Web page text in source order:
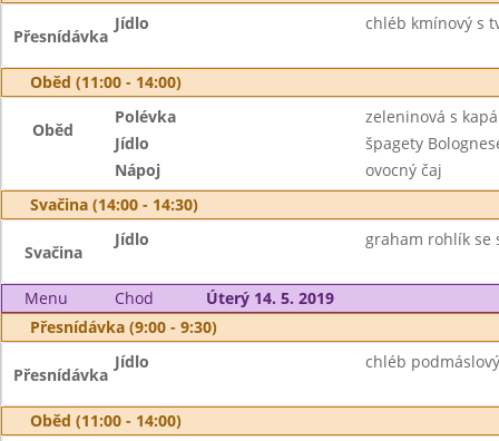
Přesnídávka
Jídlo chléb kmínový s
Oběd (11:00 - 14:00)
Oběd
Polévka
zeleninová s
Jídlo
špagety
Nápoj
ovocný čaj
Svačina (14:00 - 14:30)
Svačina
Jídlo graham rohlík se
Menu Chod
Úterý 14. 5. 2019
Přesnídávka (9:00 - 9:30)
Přesnídávka
Jídlo chléb
Oběd (11:00 - 14:00)